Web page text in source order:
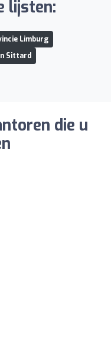
lijsten:
Limburg
Sittard
die u